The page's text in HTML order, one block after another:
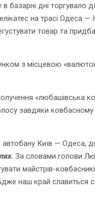
дні торгувало
на трасі Одеса —
товар та
з місцевою
«любашівська
завдяки
Київ — Одеса,
За словами голови
майстрів-
наш край славиться